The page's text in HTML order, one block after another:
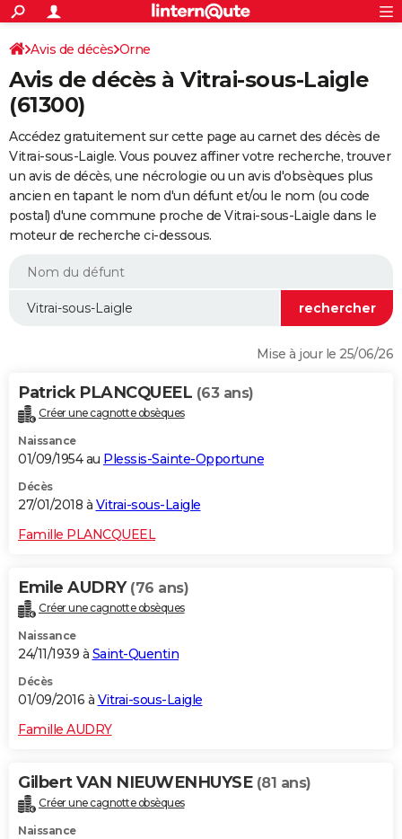
ACTUALITÉS
Politique
Société
Faits Divers
Education
Monde
Villes
+
SPORT
Coupe du monde 2026
Football
Tennis
Cyclisme
Rugby
Forum
FINANCE
Retraite
Impôts
Epargne
Immobilier
Risques naturels par ville
Banque
Assurance
Crédit
Essais
Réserver un essai
Citadines
Berlines
SUV
Forum auto
+
HIGH-TECH
Mobiles
Meilleur smartphone
Internet
Ordinateurs
Jeux vidéo
Guide high-tech
+BRICOLAGE
Forum
Aménagement intérieur
Extérieur
Cuisine
Salle de bains
Jardinage
Rangement
WEEK-END
Guides de France
Escapades
Patrimoine
Expositions
Musées
Week-end nature
LIFESTYLE
Alimentation
Guide de la santé
Maladies
Médicaments
Sommeil
VOYAGE
Destinations
City break
Voyage nature
Voyage de noces
Forum
Climat
+PHOTO
GUIDES D'ACHAT
BONS PLANS
CARTE DE VOEUX
Dictionnaire
Biographies
Citations
Expressions
Proverbes
PROGRAMME TV
COPAINS D'AVANT
S'inscrire
Se connecter
Lycées
Collèges
Primaires
Universités
Entreprises
Service militaire
Avis de recherche
AVIS DE DÉCÈS
Avis de décès Orne
Avis de décès à Vitrai-sous-Laigle
(61300)
Accédez gratuitement sur cette page au carnet des décès de
Vitrai-sous-Laigle. Vous pouvez affiner votre recherche, trouver
un avis de décès, une nécrologie ou un avis d'obsèques plus
ancien en tapant le nom d'un défunt et/ou le nom (ou code
postal) d'une commune proche de Vitrai-sous-Laigle dans le
moteur de recherche ci-dessous.
Mise à jour le 25/06/26
Patrick PLANCQUEEL (63 ans)
Créer une cagnotte obsèques
Naissance
01/09/1954 au Plessis-Sainte-Opportune
Décès
27/01/2018 à Vitrai-sous-Laigle
Famille PLANCQUEEL
Emile AUDRY (76 ans)
Créer une cagnotte obsèques
Naissance
24/11/1939 à Saint-Quentin
Décès
01/09/2016 à Vitrai-sous-Laigle
Famille AUDRY
Gilbert VAN NIEUWENHUYSE (81 ans)
Créer une cagnotte obsèques
Naissance